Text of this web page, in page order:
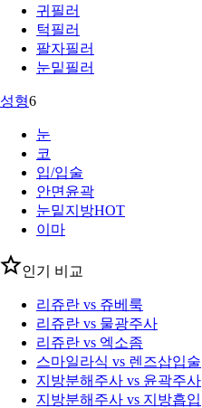
귀필러
턱필러
팔자필러
눈밑필러
성형6
눈
코
입/입술
안면윤곽
눈밑지방HOT
이마
인기 비교
리쥬란 vs 쥬베룩
리쥬란 vs 물광주사
리쥬란 vs 엑소좀
스마일라식 vs 렌즈삽입술
지방분해주사 vs 윤곽주사
지방분해주사 vs 지방흡입